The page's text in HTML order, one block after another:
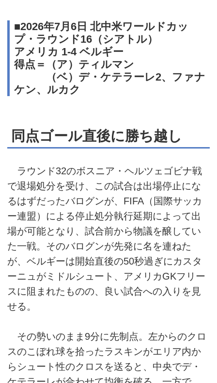
■2026年7月6日 北中米ワールドカッ
プ・ラウンド16（シアトル）
アメリカ 1-4 ベルギー
得点＝（ア）ティルマン
（ベ）デ・ケテラーレ2、ファナ
ケン、ルカク
同点ゴール直後に勝ち越し
ラウンド32のボスニア・ヘルツェゴビナ戦
で退場処分を受け、この試合は出場停止にな
るはずだったバログンが、FIFA（国際サッカ
ー連盟）による停止処分執行延期によって出
場が可能となり、試合前から物議を醸してい
た一戦。そのバログンが先発に名を連ねた
が、ベルギーは開始直後の50秒過ぎにカスタ
ーニュがミドルシュート、アメリカGKフリー
スに阻まれたものの、良い試合への入りを見
せる。
その勢いのまま9分に先制点。左からのクロ
スのこぼれ球を拾ったラスキンがエリア内か
らシュート性のクロスを送ると、中央でデ・